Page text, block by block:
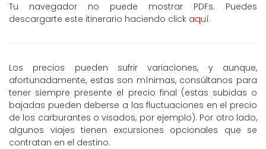
Tu navegador no puede mostrar PDFs. Puedes
descargarte este itinerario haciendo click aquí.
Los precios pueden sufrir variaciones, y aunque,
afortunadamente, estas son mínimas, consúltanos para
tener siempre presente el precio final (estas subidas o
bajadas pueden deberse a las fluctuaciones en el precio
de los carburantes o visados, por ejemplo). Por otro lado,
algunos viajes tienen excursiones opcionales que se
contratan en el destino.